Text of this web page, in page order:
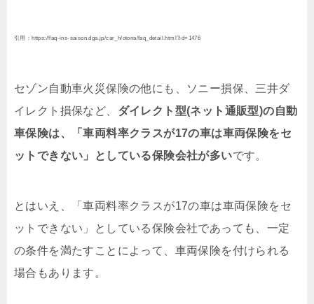
引用：https://faq-ins-saison.dga.jp/car_h/otona/faq_detail.html?id=1476
セゾン自動車火災保険の他にも、ソニー損保、三井ダ
イレクト損保など、 ダイレクト型(ネット通販型)の自動
車保険は、「車両料率クラスが17の車は車両保険をセ
ットできない」としている保険会社が多いです。
とはいえ、「車両料率クラスが17の車は車両保険をセ
ットできない」としている保険会社であっても、一定
の条件を満たすことによって、車両保険を付けられる
場合もあります。